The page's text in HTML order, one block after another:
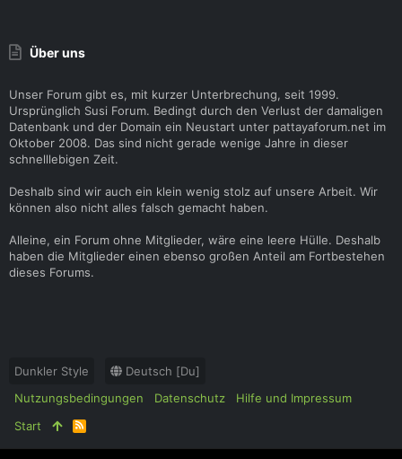
Über uns
Unser Forum gibt es, mit kurzer Unterbrechung, seit 1999.
Ursprünglich Susi Forum. Bedingt durch den Verlust der damaligen
Datenbank und der Domain ein Neustart unter pattayaforum.net im
Oktober 2008. Das sind nicht gerade wenige Jahre in dieser
schnelllebigen Zeit.
Deshalb sind wir auch ein klein wenig stolz auf unsere Arbeit. Wir
können also nicht alles falsch gemacht haben.
Alleine, ein Forum ohne Mitglieder, wäre eine leere Hülle. Deshalb
haben die Mitglieder einen ebenso großen Anteil am Fortbestehen
dieses Forums.
Dunkler Style
Deutsch [Du]
Nutzungsbedingungen
Datenschutz
Hilfe und Impressum
Start
R
S